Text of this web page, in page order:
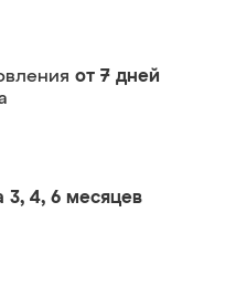
от 7 дней
3, 4, 6 месяцев